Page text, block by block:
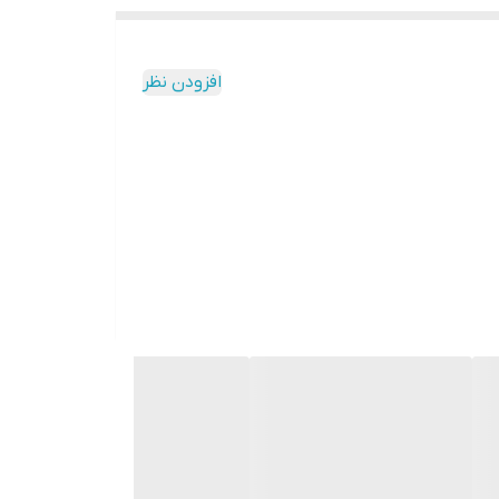
افزودن نظر